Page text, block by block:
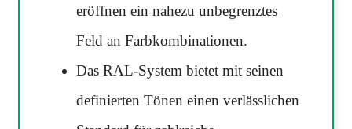
eröffnen ein nahezu unbegrenztes
Feld an Farbkombinationen.
Das RAL-System bietet mit seinen
definierten Tönen einen verlässlichen